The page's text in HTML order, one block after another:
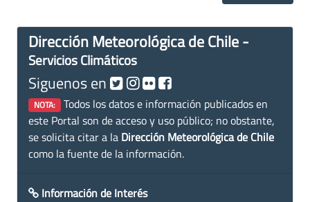
Dirección Meteorológica de Chile -
Servicios Climáticos
Siguenos en
NOTA: Todos los datos e información publicados en
este Portal son de acceso y uso público; no obstante,
se solicita citar a la Dirección Meteorológica de Chile
como la fuente de la información.
Información de Interés